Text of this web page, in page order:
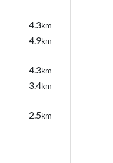
4.3km
4.9km
4.3km
3.4km
2.5km